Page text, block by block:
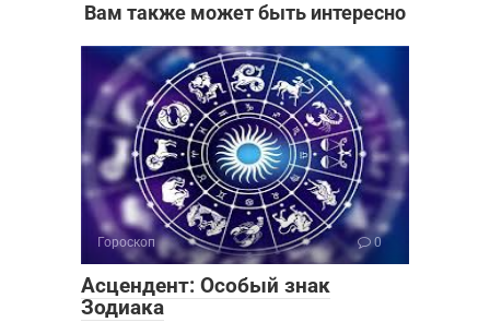
Вам также может быть интересно
Гороскоп 0
Асцендент: Особый знак
Зодиака